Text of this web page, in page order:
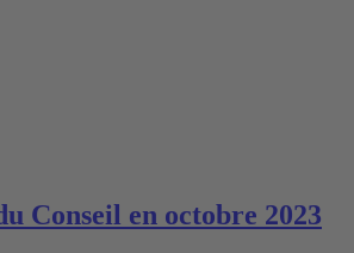
Conseil en octobre 2023